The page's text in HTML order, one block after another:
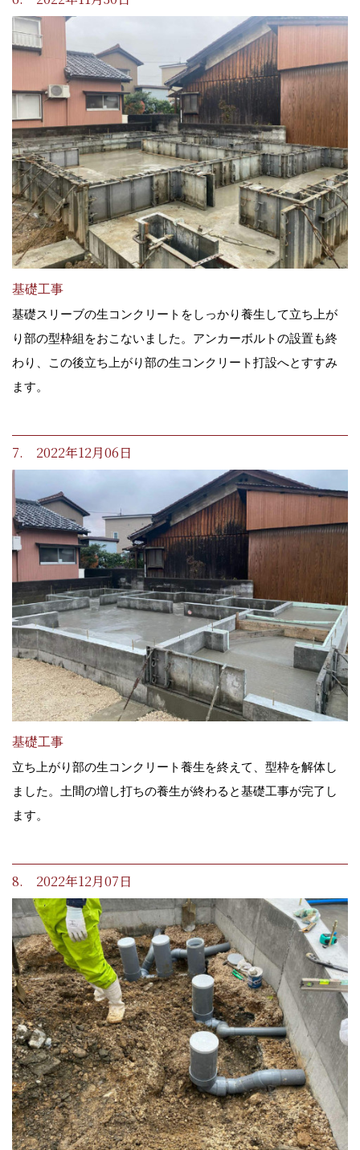
基礎工事
基礎スリーブの生コンクリートをしっかり養生して立ち上が
り部の型枠組をおこないました。アンカーボルトの設置も終
わり、この後立ち上がり部の生コンクリート打設へとすすみ
ます。
7. 2022年12月06日
基礎工事
立ち上がり部の生コンクリート養生を終えて、型枠を解体し
ました。土間の増し打ちの養生が終わると基礎工事が完了し
ます。
8. 2022年12月07日